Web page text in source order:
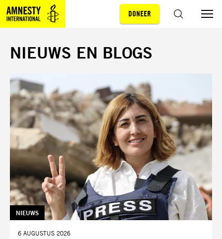
Sla navigatie over
DONEER
NIEUWS EN BLOGS
TAG:
NIEUWS
DATUM:
6 AUGUSTUS 2026